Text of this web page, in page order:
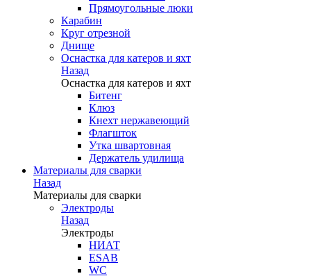
Прямоугольные люки
Карабин
Круг отрезной
Днище
Оснастка для катеров и яхт
Назад
Оснастка для катеров и яхт
Битенг
Клюз
Кнехт нержавеющий
Флагшток
Утка швартовная
Держатель удилища
Материалы для сварки
Назад
Материалы для сварки
Электроды
Назад
Электроды
НИАТ
ESAB
WC